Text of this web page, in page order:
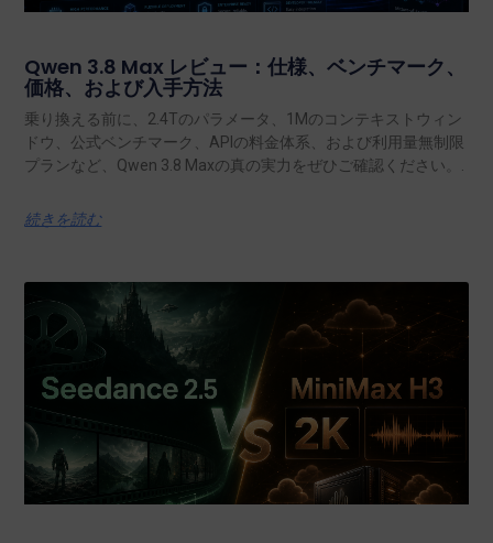
Qwen 3.8 Max レビュー：仕様、ベンチマーク、
価格、および入手方法
乗り換える前に、2.4Tのパラメータ、1Mのコンテキストウィン
ドウ、公式ベンチマーク、APIの料金体系、および利用量無制限
プランなど、Qwen 3.8 Maxの真の実力をぜひご確認ください。.
続きを読む